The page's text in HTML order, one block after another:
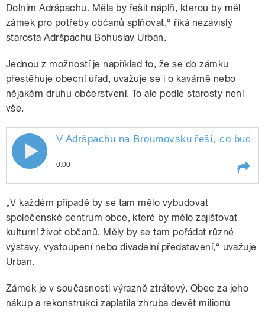
Dolním Adršpachu. Měla by řešit náplň, kterou by měl
zámek pro potřeby občanů splňovat,“ říká nezávislý
starosta Adršpachu Bohuslav Urban.
Jednou z možností je například to, že se do zámku
přestěhuje obecní úřad, uvažuje se i o kavárně nebo
nějakém druhu občerstvení. To ale podle starosty není
vše.
V Adršpachu na Broumovsku řeší, co
bude dál s místním zámkem. Zájem
turistů je minimální
pause
V Adršpachu na Broumovsku řeší, co bude
0:00
řeší, co bude dál s místním
zámkem. Zájem turistů
minimální
„V každém případě by se tam mělo vybudovat
společenské centrum obce, které by mělo zajišťovat
kulturní život občanů. Měly by se tam pořádat různé
výstavy, vystoupení nebo divadelní představení,“ uvažuje
Urban.
Zámek je v současnosti výrazně ztrátový. Obec za jeho
nákup a rekonstrukci zaplatila zhruba devět milionů